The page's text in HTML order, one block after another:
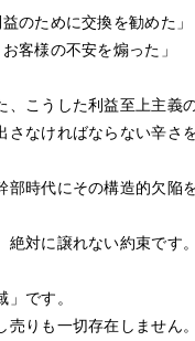
のために交換を勧めた」
客様の不安を煽った」
こうした利益至上主義の
なければならない辛さ
時代にその構造的欠陥
対に譲れない約束です。
です。
りも一切存在しません。